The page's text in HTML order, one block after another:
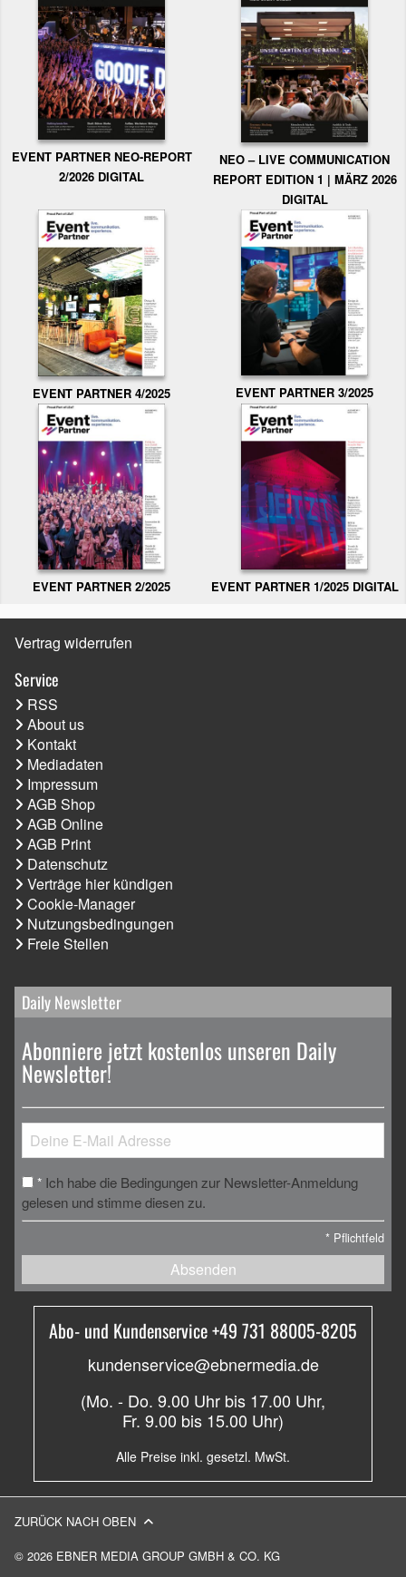
EVENT PARTNER NEO-REPORT
2/2026 DIGITAL
NEO – LIVE COMMUNICATION
REPORT EDITION 1 | MÄRZ 2026
DIGITAL
EVENT PARTNER 4/2025 EVENT PARTNER 3/2025
EVENT PARTNER 2/2025 EVENT PARTNER 1/2025 DIGITAL
Vertrag widerrufen
Service
RSS
About us
Kontakt
Mediadaten
Impressum
AGB Shop
AGB Online
AGB Print
Datenschutz
Verträge hier kündigen
Cookie-Manager
Nutzungsbedingungen
Freie Stellen
Daily Newsletter
Abonniere jetzt kostenlos unseren Daily
Newsletter!
* Ich habe die Bedingungen zur Newsletter-Anmeldung
gelesen und stimme diesen zu.
* Pflichtfeld
Absenden
Abo- und Kundenservice +49 731 88005-8205
kundenservice@ebnermedia.de
(Mo. - Do. 9.00 Uhr bis 17.00 Uhr,
Fr. 9.00 bis 15.00 Uhr)
Alle Preise inkl. gesetzl. MwSt.
© 2026 EBNER MEDIA GROUP GMBH & CO. KG
ZURÜCK NACH OBEN